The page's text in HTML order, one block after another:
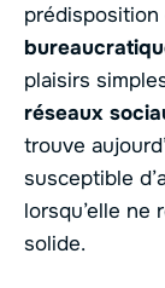
plaisirs
réseaux
trouve
susceptible
lorsqu’elle ne
solide.